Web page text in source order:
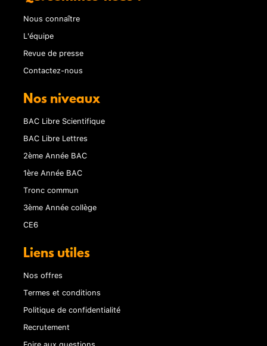
Nous connaître
L'équipe
Revue de presse
Contactez-nous
Nos niveaux
BAC Libre Scientifique
BAC Libre Lettres
2ème Année BAC
1ère Année BAC
Tronc commun
3ème Année collège
CE6
Liens utiles
Nos offres
Termes et conditions
Politique de confidentialité
Recrutement